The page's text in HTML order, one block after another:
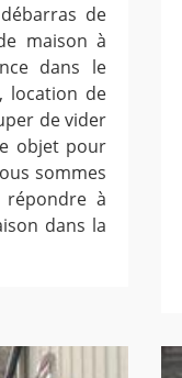
de
maison à
dans le
location de
de vider
objet pour
sommes
répondre à
dans la